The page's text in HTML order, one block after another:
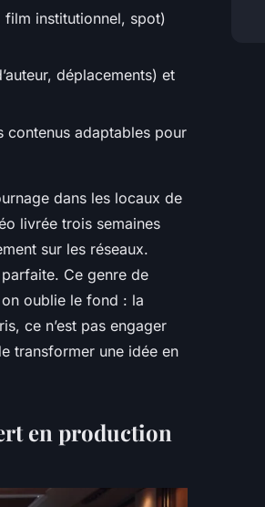
institutionnel, spot)
déplacements) et
contenus adaptables pour
dans les locaux de
livrée trois semaines
sur les réseaux.
Ce genre de
oublie le fond : la
ce n’est pas engager
transformer une idée en
en production